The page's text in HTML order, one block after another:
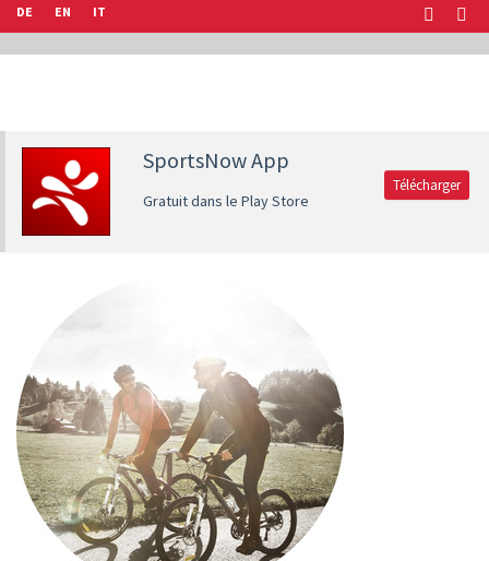
DE EN IT
SportsNow App
Gratuit dans le Play Store
Télécharger